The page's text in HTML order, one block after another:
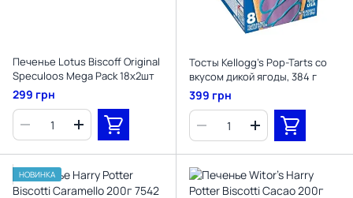
Печенье Lotus Biscoff Original
Speculoos Mega Pack 18х2шт
299 грн
Тосты Kellogg's Pop-Tarts со
вкусом дикой ягоды, 384 г
399 грн
НОВИНКА